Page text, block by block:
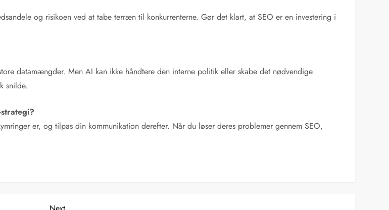
og risikoen ved at tabe terræn til konkurrenterne. Gør det klart, at SEO er en investering i
datamængder. Men AI kan ikke håndtere den interne politik eller skabe det nødvendige
snilde.
er, og tilpas din kommunikation derefter. Når du løser deres problemer gennem SEO,